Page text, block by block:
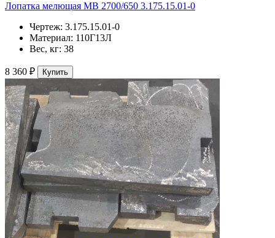
Лопатка мелющая МВ 2700/650 3.175.15.01-0
Чертеж: 3.175.15.01-0
Материал: 110Г13Л
Вес, кг: 38
8 360 ₽ Купить